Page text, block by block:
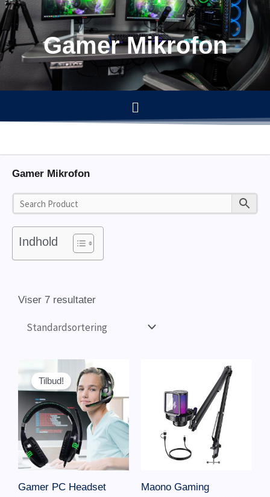
Gå
til
indholdet Gamer Mikrofon
Menu
Gamer Mikrofon
Indhold
Viser 7 resultater
Tilbud!
Gamer PC Headset
oprindelige
pris
399.00kr..
aktuelle
pris
er:
179.00kr..
Maono Gaming